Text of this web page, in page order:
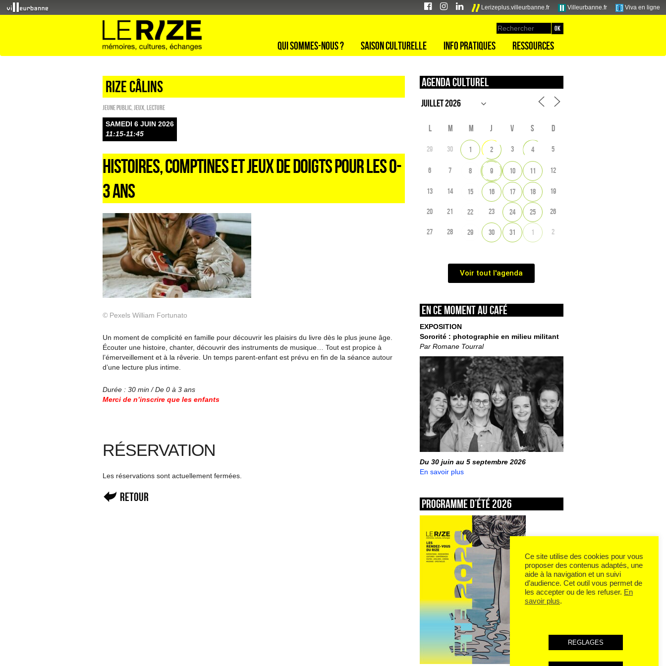
Lerizeplus.villeurbanne.fr Villeurbanne.fr Viva en ligne
Qui sommes-nous ? Saison culturelle Info pratiques Ressources
Rize câlins
Jeune public Jeux Lecture
SAMEDI 6 JUIN 2026
11:15-11:45
HISTOIRES, COMPTINES ET JEUX DE DOIGTS POUR LES 0-
3 ANS
© Pexels William Fortunato
Un moment de complicité en famille pour découvrir les plaisirs du livre dès le plus jeune âge.
Écouter une histoire, chanter, découvrir des instruments de musique… Tout est propice à
l’émerveillement et à la rêverie. Un temps parent-enfant est prévu en fin de la séance autour
d’une lecture plus intime.
Durée : 30 min / De 0 à 3 ans
Merci de n’inscrire que les enfants
RÉSERVATION
Les réservations sont actuellement fermées.
Retour
Agenda culturel
L M M J V S D
29 30 1 2 3 4 5
6 7 8 9 10 11 12
13 14 15 16 17 18 19
20 21 22 23 24 25 26
27 28 29 30 31 1 2
Voir tout l'agenda
En ce moment au café
EXPOSITION
Sororité : photographie en milieu militant
Par Romane Tourral
Du 30 juin au 5 septembre 2026
En savoir plus
Programme d’été 2026
Ce site utilise des cookies pour vous
proposer des contenus adaptés, une
aide à la navigation et un suivi
d’audience. Cet outil vous permet de
les accepter ou de les refuser. En
savoir plus.
REGLAGES